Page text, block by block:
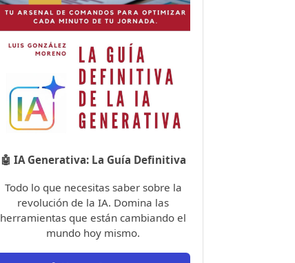
🤖 IA Generativa: La Guía Definitiva
Todo lo que necesitas saber sobre la
revolución de la IA. Domina las
herramientas que están cambiando el
mundo hoy mismo.